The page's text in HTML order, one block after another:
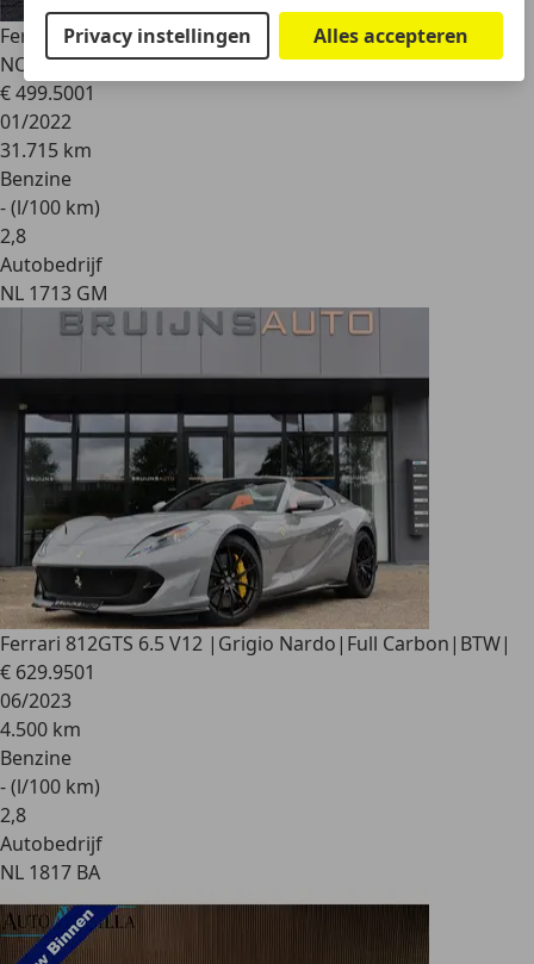
Privacy instellingen Alles accepteren
Ferrari 812GTS 6.5 V12 HELE ** Lift ** JBL ** PPF **
NOVITEC
€ 499.5001
01/2022
31.715 km
Benzine
- (l/100 km)
2,8
Autobedrijf
NL 1713 GM
Ferrari 812GTS 6.5 V12 |Grigio Nardo|Full Carbon|BTW|
€ 629.9501
06/2023
4.500 km
Benzine
- (l/100 km)
2,8
Autobedrijf
NL 1817 BA